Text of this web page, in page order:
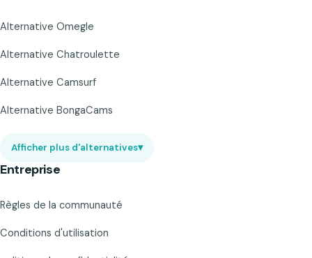
Alternative Omegle
Alternative Chatroulette
Alternative Camsurf
Alternative BongaCams
Afficher plus d'alternatives▾
Entreprise
Règles de la communauté
Conditions d'utilisation